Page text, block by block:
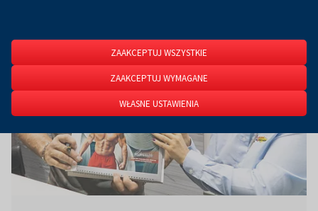
ZAAKCEPTUJ WSZYSTKIE
ZAAKCEPTUJ WYMAGANE
WŁASNE USTAWIENIA